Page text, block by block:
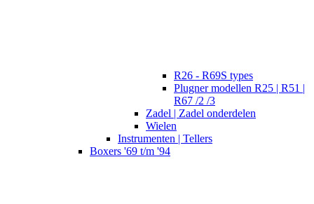
R26 - R69S types
Plugner modellen R25 | R51 |
R67 /2 /3
Zadel | Zadel onderdelen
Wielen
Instrumenten | Tellers
Boxers '69 t/m '94